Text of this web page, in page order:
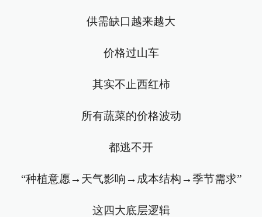
供需缺口越来越大
价格过山车
其实不止西红柿
所有蔬菜的价格波动
都逃不开
“种植意愿→天气影响→成本结构→季节需求”
这四大底层逻辑